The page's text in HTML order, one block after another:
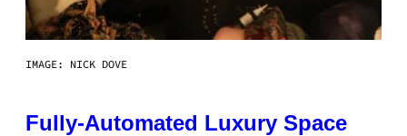
IMAGE: NICK DOVE
Fully-Automated Luxury Space